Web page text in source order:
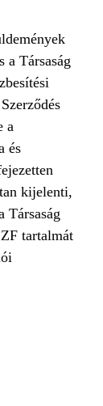
a Társaság
a
és
kijelenti,
Társaság
tartalmát